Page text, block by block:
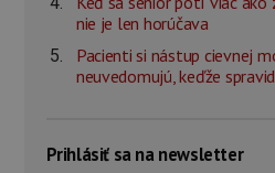
nie je len horúčava
Pacienti si nástup cievnej
neuvedomujú, keďže
Prihlásiť sa na newsletter